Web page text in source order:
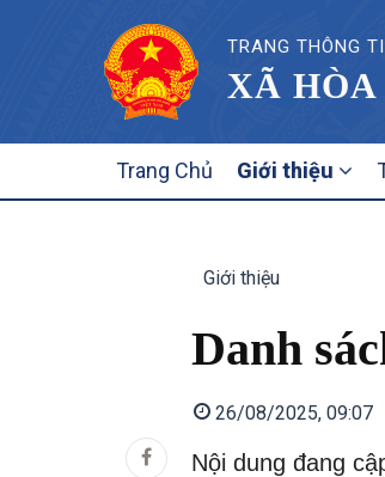
TRANG THÔNG
XÃ
NAVIGATION
Trang Chủ Giới thiệu
Giới thiệu
Danh
26/08/2025, 09:07
Nội dung đang